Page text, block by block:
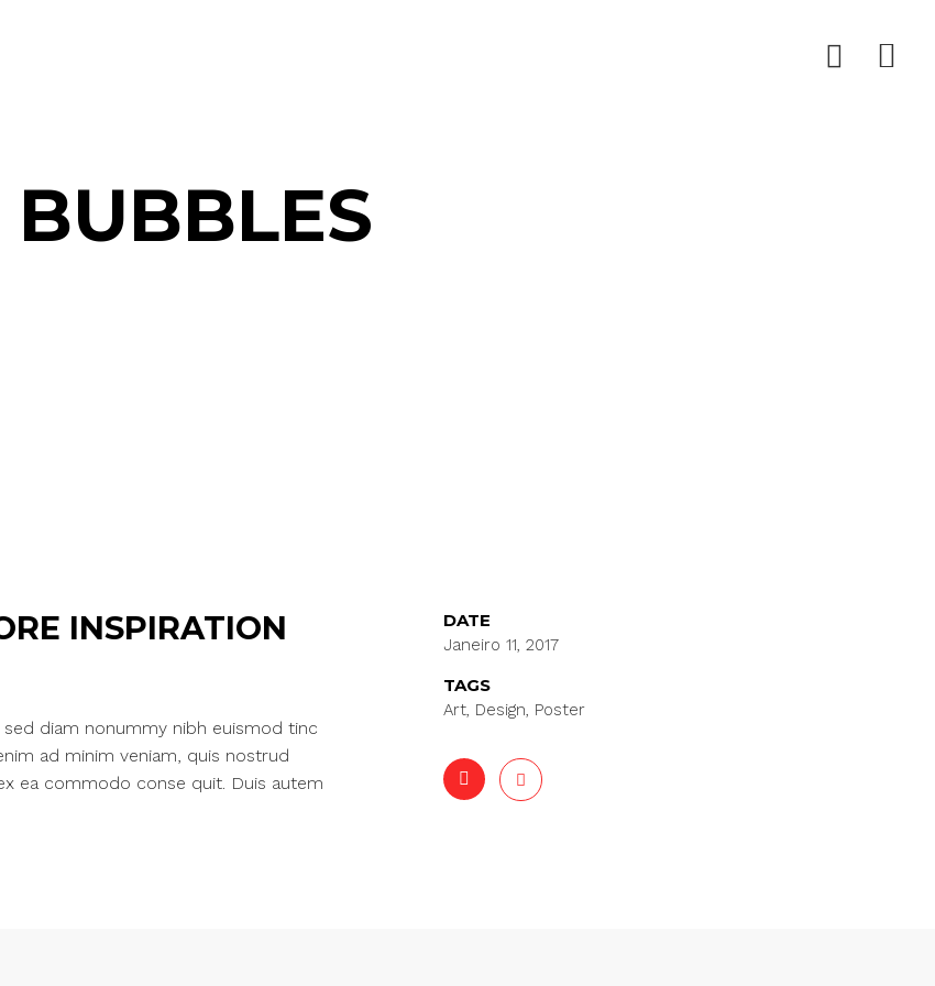
BUBBLES
INSPIRATION
diam nonummy nibh euismod tinc
ad minim veniam, quis nostrud
ea commodo conse quit. Duis autem
DATE
Janeiro 11, 2017
TAGS
Art, Design, Poster